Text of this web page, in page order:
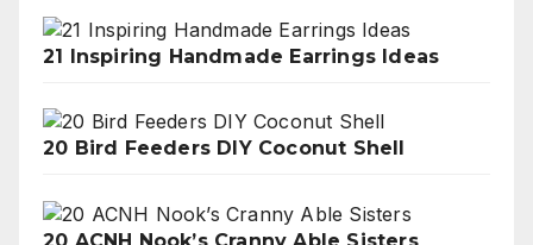
21 Inspiring Handmade Earrings Ideas
20 Bird Feeders DIY Coconut Shell